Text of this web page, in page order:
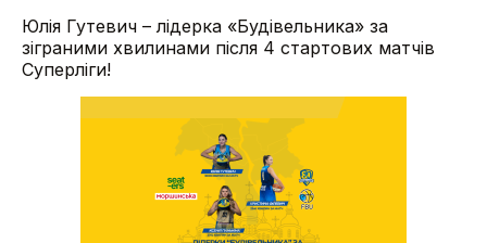
Юлія Гутевич – лідерка «Будівельника» за
зіграними хвилинами після 4 стартових матчів
Суперліги!